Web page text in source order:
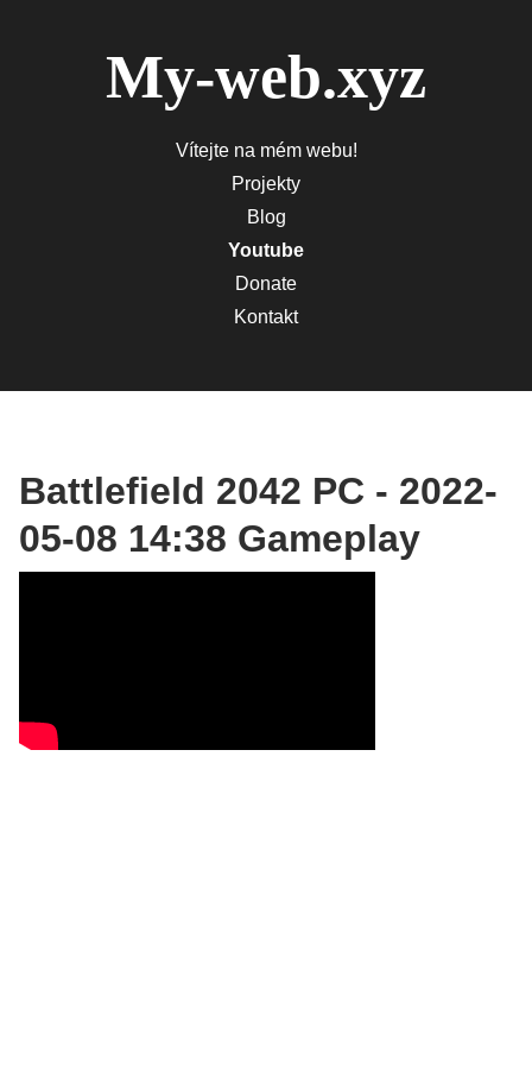
My-web.xyz
Vítejte na mém webu!
Projekty
Blog
Youtube
Donate
Kontakt
Battlefield 2042 PC - 2022-
05-08 14:38 Gameplay